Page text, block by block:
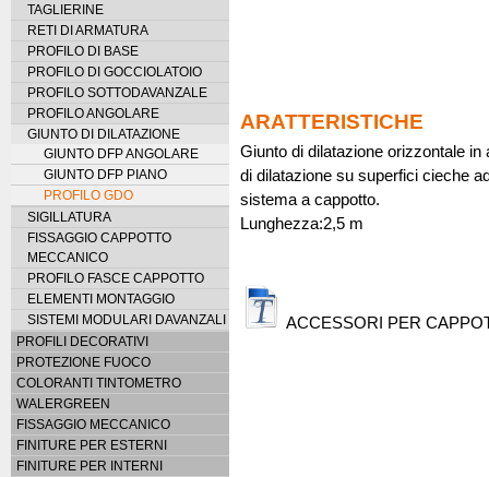
ARATTERISTICHE
Giunto di dilatazione orizzontale
di dilatazione su superfici cieche
sistema a cappotto.
Lunghezza:2,5 m
ACCESSORI PER
TAGLIERINE
RETI DI ARMATURA
PROFILO DI BASE
PROFILO DI GOCCIOLATOIO
PROFILO SOTTODAVANZALE
PROFILO ANGOLARE
GIUNTO DI DILATAZIONE
GIUNTO DFP ANGOLARE
GIUNTO DFP PIANO
PROFILO GDO
SIGILLATURA
FISSAGGIO CAPPOTTO
MECCANICO
PROFILO FASCE CAPPOTTO
ELEMENTI MONTAGGIO
SISTEMI MODULARI DAVANZALI
PROFILI DECORATIVI
PROTEZIONE FUOCO
COLORANTI TINTOMETRO
WALERGREEN
FISSAGGIO MECCANICO
FINITURE PER ESTERNI
FINITURE PER INTERNI